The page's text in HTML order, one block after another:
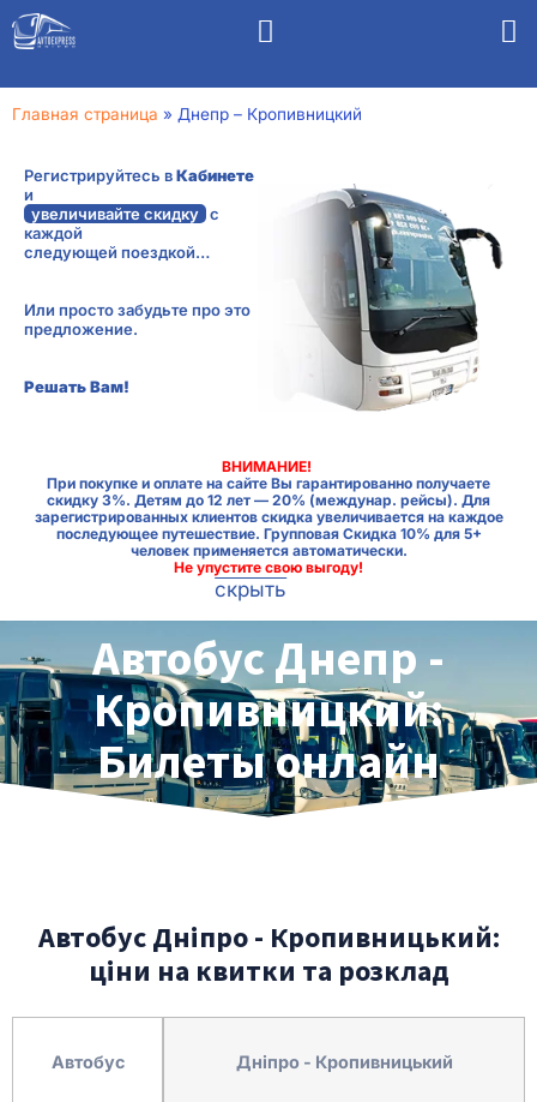
Главная страница » Днепр – Кропивницкий
Регистрируйтесь вКабинете
и
увеличивайте скидкус
каждой
следующей поездкой…
Или просто забудьте про это
предложение.
Решать Вам!
ВНИМАНИЕ!
При покупке и оплате на сайте Вы гарантированно получаете
скидку 3%. Детям до 12 лет — 20% (междунар. рейсы). Для
зарегистрированных клиентов скидка увеличивается на каждое
последующее путешествие. Групповая Скидка 10% для 5+
человек применяется автоматически.
Не упустите свою выгоду!
скрыть
Автобус Днепр -
Кропивницкий:
Билеты онлайн
Автобус Дніпро - Кропивницький:
ціни на квитки та розклад
Автобус Дніпро - Кропивницький